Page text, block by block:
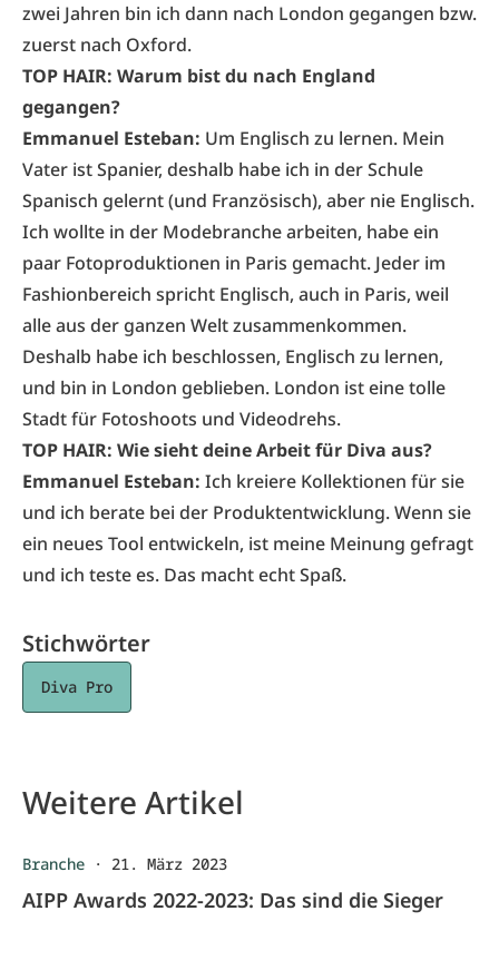
zwei Jahren bin ich dann nach London gegangen bzw.
zuerst nach Oxford.
TOP HAIR: Warum bist du nach England
gegangen?
Emmanuel Esteban: Um Englisch zu lernen. Mein
Vater ist Spanier, deshalb habe ich in der Schule
Spanisch gelernt (und Französisch), aber nie Englisch.
Ich wollte in der Modebranche arbeiten, habe ein
paar Fotoproduktionen in Paris gemacht. Jeder im
Fashionbereich spricht Englisch, auch in Paris, weil
alle aus der ganzen Welt zusammenkommen.
Deshalb habe ich beschlossen, Englisch zu lernen,
und bin in London geblieben. London ist eine tolle
Stadt für Fotoshoots und Videodrehs.
TOP HAIR: Wie sieht deine Arbeit für Diva aus?
Emmanuel Esteban: Ich kreiere Kollektionen für sie
und ich berate bei der Produktentwicklung. Wenn sie
ein neues Tool entwickeln, ist meine Meinung gefragt
und ich teste es. Das macht echt Spaß.
Stichwörter
Diva Pro
Weitere Artikel
Branche · 21. März 2023
AIPP Awards 2022-2023: Das sind die Sieger